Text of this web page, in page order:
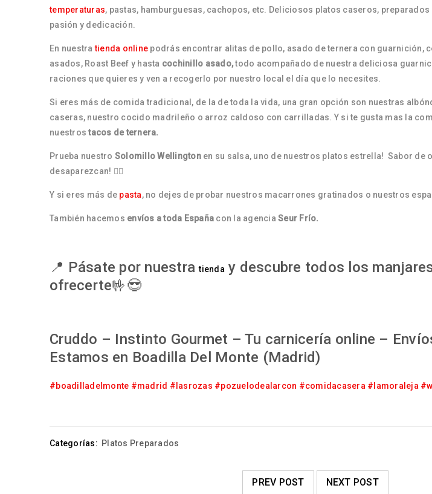
temperaturas, pastas, hamburguesas, cachopos, etc. Deliciosos platos caseros,
pasión y dedicación.
En nuestratienda online podrás encontrar alitas de pollo, asado de ternera con guarnición,
asados, Roast Beef y hasta cochinillo asado,todo acompañado de nuestra deliciosa
raciones que quieres y ven a recogerlo por nuestro local el día que lo necesites.
Si eres más de comida tradicional, de la de toda la vida, una gran opción son nuestras
caseras, nuestro cocido madrileño o arroz caldoso con carrilladas. Y si te gusta mas la
nuestrostacos de ternera.
Prueba nuestro Solomillo Wellingtonen su salsa, uno de nuestros platos estrella! Sabor de
desaparezcan! 🏃‍♂️
Y si eres más de pasta, no dejes de probar nuestros macarrones gratinados o nuestros
También hacemos envíos a toda España con la agencia Seur Frío.
📍 Pásate por nuestratienday descubre todos los
ofrecerte🤟😎
Cruddo – Instinto Gourmet – Tu carnicería online –
Estamos en Boadilla Del Monte (Madrid)
#boadilladelmonte #madrid #lasrozas #pozuelodealarcon #comidacasera #lamoraleja
Categorías: Platos Preparados
PREV POST NEXT POST